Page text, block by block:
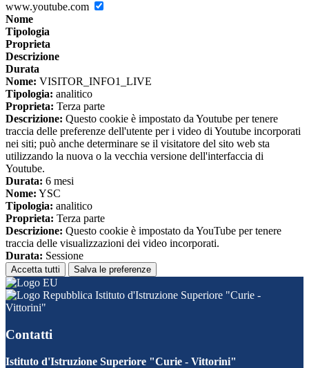
www.youtube.com
Nome
Tipologia
Proprieta
Descrizione
Durata
Nome: VISITOR_INFO1_LIVE
Tipologia: analitico
Proprieta: Terza parte
Descrizione: Questo cookie è impostato da Youtube per tenere
traccia delle preferenze dell'utente per i video di Youtube incorporati
nei siti; può anche determinare se il visitatore del sito web sta
utilizzando la nuova o la vecchia versione dell'interfaccia di
Youtube.
Durata: 6 mesi
Nome: YSC
Tipologia: analitico
Proprieta: Terza parte
Descrizione: Questo cookie è impostato da YouTube per tenere
traccia delle visualizzazioni dei video incorporati.
Durata: Sessione
Accetta tutti Salva le preferenze
Istituto d'Istruzione Superiore "Curie -
Vittorini"
Contatti
Istituto d'Istruzione Superiore "Curie - Vittorini"